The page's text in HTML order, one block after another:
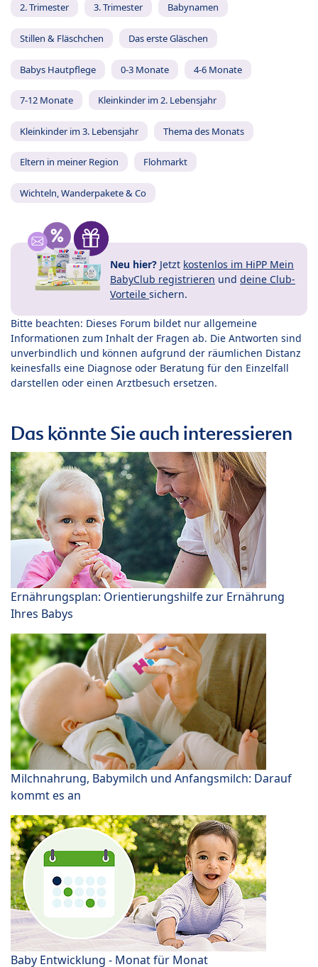
2. Trimester 3. Trimester Babynamen
Stillen & Fläschchen Das erste Gläschen
Babys Hautpflege 0-3 Monate 4-6 Monate
7-12 Monate Kleinkinder im 2. Lebensjahr
Kleinkinder im 3. Lebensjahr Thema des Monats
Eltern in meiner Region Flohmarkt
Wichteln, Wanderpakete & Co
Neu hier? Jetzt kostenlos im HiPP Mein
BabyClub registrieren und deine Club-
Vorteile sichern.
Bitte beachten: Dieses Forum bildet nur allgemeine
Informationen zum Inhalt der Fragen ab. Die Antworten sind
unverbindlich und können aufgrund der räumlichen Distanz
keinesfalls eine Diagnose oder Beratung für den Einzelfall
darstellen oder einen Arztbesuch ersetzen.
Das könnte Sie auch interessieren
Ernährungsplan: Orientierungshilfe zur Ernährung
Ihres Babys
Milchnahrung, Babymilch und Anfangsmilch: Darauf
kommt es an
Baby Entwicklung - Monat für Monat